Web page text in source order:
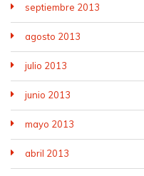
septiembre 2013
agosto 2013
julio 2013
junio 2013
mayo 2013
abril 2013